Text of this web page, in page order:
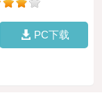
PC下载